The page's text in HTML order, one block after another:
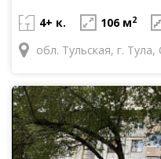
4+ к. 106 м2
обл. Тульская, г.